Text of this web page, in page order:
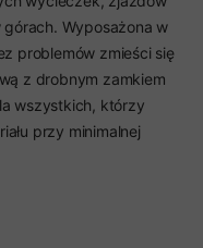
Wyposażona w
problemów zmieści się
z drobnym zamkiem
wszystkich, którzy
przy minimalnej